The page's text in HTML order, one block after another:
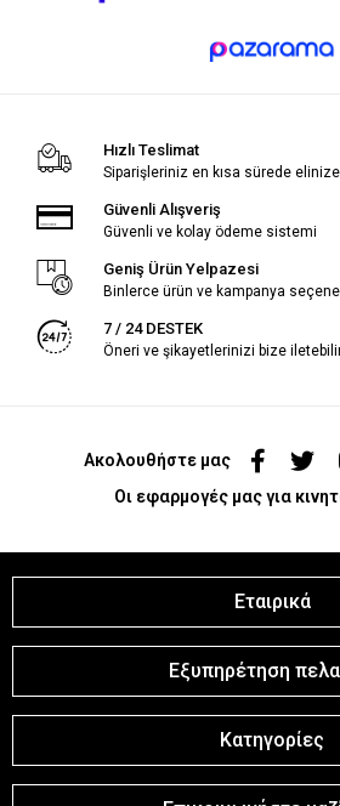
Hızlı Teslimat
Siparişleriniz en kısa sürede elinize
Güvenli Alışveriş
Güvenli ve kolay ödeme sistemi
Geniş Ürün Yelpazesi
Binlerce ürün ve kampanya
7 / 24 DESTEK
Öneri ve şikayetlerinizi bize
Ακολουθήστε μας
Οι εφαρμογές μας για
Εταιρικά
Εξυπηρέτηση
Κατηγορίες